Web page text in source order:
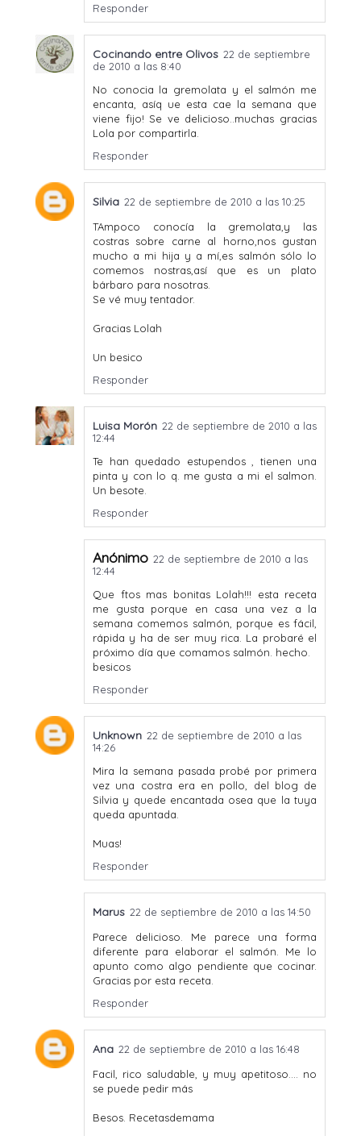
Responder
Cocinando entre Olivos 22 de septiembre
de 2010 a las 8:40
No conocia la gremolata y el salmón me
encanta, asíq ue esta cae la semana que
viene fijo! Se ve delicioso..muchas gracias
Lola por compartirla.
Responder
Silvia 22 de septiembre de 2010 a las 10:25
TAmpoco conocía la gremolata,y las
costras sobre carne al horno,nos gustan
mucho a mi hija y a mí,es salmón sólo lo
comemos nostras,así que es un plato
bárbaro para nosotras.
Se vé muy tentador.
Gracias Lolah
Un besico
Responder
Luisa Morón 22 de septiembre de 2010 a las
12:44
Te han quedado estupendos , tienen una
pinta y con lo q. me gusta a mi el salmon.
Un besote.
Responder
Anónimo 22 de septiembre de 2010 a las
12:44
Que ftos mas bonitas Lolah!!! esta receta
me gusta porque en casa una vez a la
semana comemos salmón, porque es fácil,
rápida y ha de ser muy rica. La probaré el
próximo día que comamos salmón. hecho.
besicos
Responder
Unknown 22 de septiembre de 2010 a las
14:26
Mira la semana pasada probé por primera
vez una costra era en pollo, del blog de
Silvia y quede encantada osea que la tuya
queda apuntada.
Muas!
Responder
Marus 22 de septiembre de 2010 a las 14:50
Parece delicioso. Me parece una forma
diferente para elaborar el salmón. Me lo
apunto como algo pendiente que cocinar.
Gracias por esta receta.
Responder
Ana 22 de septiembre de 2010 a las 16:48
Facil, rico saludable, y muy apetitoso.... no
se puede pedir más
Besos. Recetasdemama